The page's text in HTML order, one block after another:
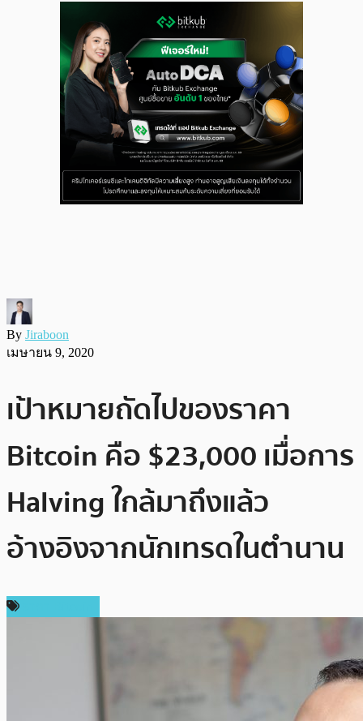
By Jiraboon
เมษายน 9, 2020
เป้าหมายถัดไปของราคา
Bitcoin คือ $23,000 เมื่อการ
Halving ใกล้มาถึงแล้ว
อ้างอิงจากนักเทรดในตำนาน